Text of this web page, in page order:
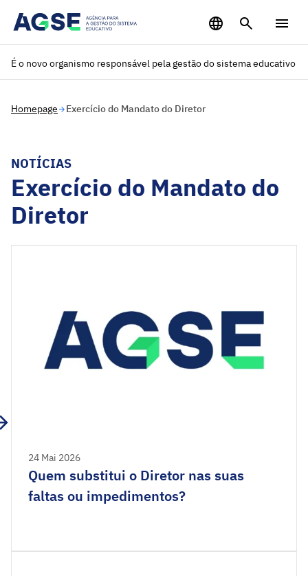
É o novo organismo responsável pela gestão do sistema educativo
Homepage Exercício do Mandato do Diretor
NOTÍCIAS
Exercício do Mandato do
Diretor
24 Mai 2026
Quem substitui o Diretor nas suas
faltas ou impedimentos?